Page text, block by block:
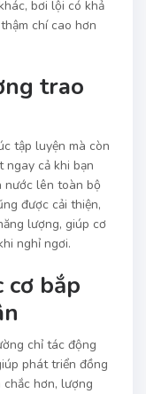
bơi lội có khả
chí cao hơn
trao
tập luyện mà còn
cả khi bạn
nước lên toàn bộ
được cải thiện,
lượng, giúp cơ
nghỉ ngơi.
cơ bắp
chỉ tác động
phát triển đồng
chắc hơn, lượng